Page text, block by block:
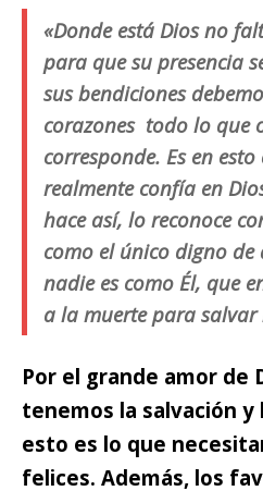
«Donde está Dios no
para que su presencia
sus bendiciones
corazones todo lo que
corresponde. Es en
realmente confía en
hace así, lo reconoce
como el único digno
nadie es como Él, que
a la muerte para salvar
Por el grande amor de
tenemos la salvación
esto es lo que
felices. Además, los